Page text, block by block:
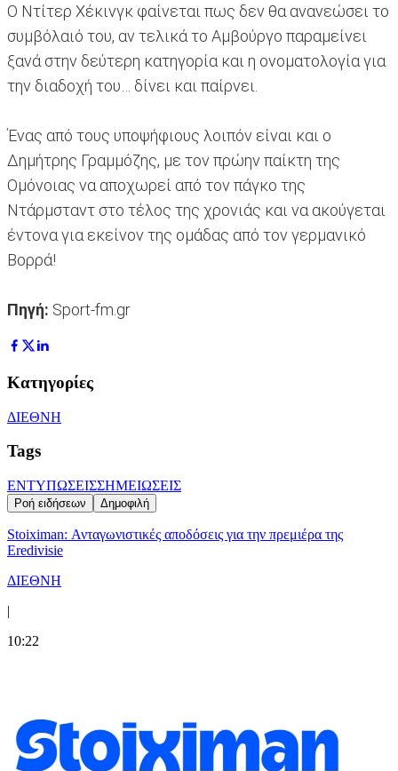
Ο Ντίτερ Χέκινγκ φαίνεται πως δεν θα ανανεώσει το
συμβόλαιό του, αν τελικά το Αμβούργο παραμείνει
ξανά στην δεύτερη κατηγορία και η ονοματολογία για
την διαδοχή του… δίνει και παίρνει.
Ένας από τους υποψήφιους λοιπόν είναι και ο
Δημήτρης Γραμμόζης, με τον πρώην παίκτη της
Ομόνοιας να αποχωρεί από τον πάγκο της
Ντάρμσταντ στο τέλος της χρονιάς και να ακούγεται
έντονα για εκείνον της ομάδας από τον γερμανικό
Βορρά!
Πηγή: Sport-fm.gr
Κατηγορίες
ΔΙΕΘΝΗ
Tags
ΕΝΤΥΠΩΣΕΙΣΣΗΜΕΙΩΣΕΙΣ
Ροή ειδήσεων Δημοφιλή
Stoiximan: Ανταγωνιστικές αποδόσεις για την πρεμιέρα της
Eredivisie
ΔΙΕΘΝΗ
|
10:22